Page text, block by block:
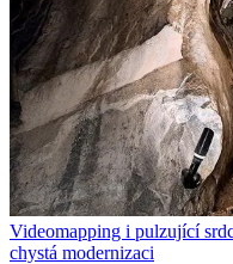
Videomapping i pulzující
chystá modernizaci